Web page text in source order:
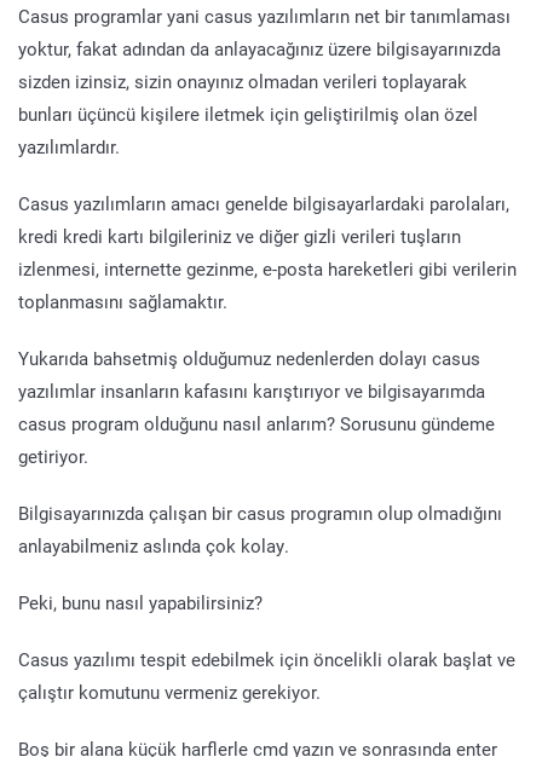
Casus programlar yani casus yazılımların net bir tanımlaması
yoktur, fakat adından da anlayacağınız üzere bilgisayarınızda
sizden izinsiz, sizin onayınız olmadan verileri toplayarak
bunları üçüncü kişilere iletmek için geliştirilmiş olan özel
yazılımlardır.
Casus yazılımların amacı genelde bilgisayarlardaki parolaları,
kredi kredi kartı bilgileriniz ve diğer gizli verileri tuşların
izlenmesi, internette gezinme, e-posta hareketleri gibi verilerin
toplanmasını sağlamaktır.
Yukarıda bahsetmiş olduğumuz nedenlerden dolayı casus
yazılımlar insanların kafasını karıştırıyor ve bilgisayarımda
casus program olduğunu nasıl anlarım? Sorusunu gündeme
getiriyor.
Bilgisayarınızda çalışan bir casus programın olup olmadığını
anlayabilmeniz aslında çok kolay.
Peki, bunu nasıl yapabilirsiniz?
Casus yazılımı tespit edebilmek için öncelikli olarak başlat ve
çalıştır komutunu vermeniz gerekiyor.
Boş bir alana küçük harflerle cmd yazın ve sonrasında enter